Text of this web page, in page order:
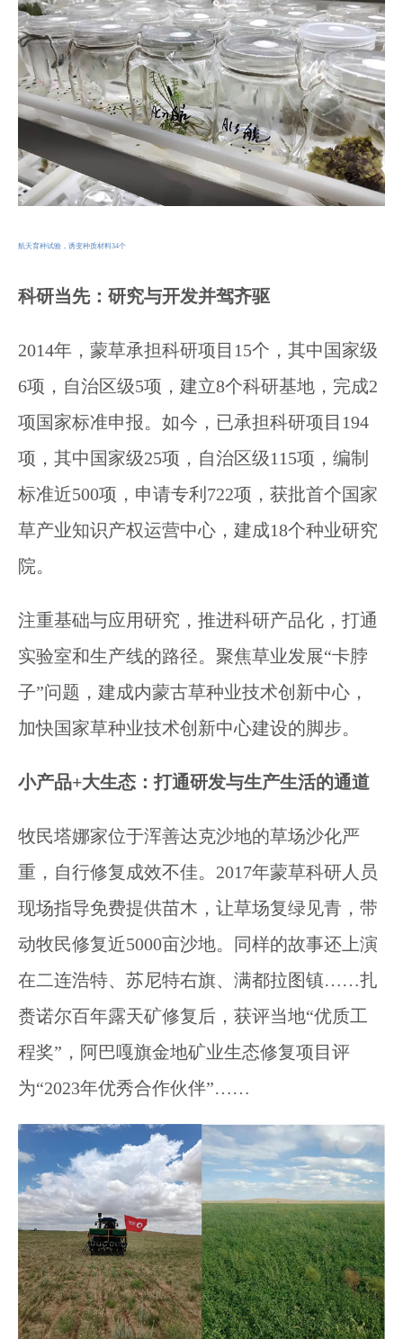
航天育种试验，诱变种质材料34个
科研当先：研究与开发并驾齐驱
2014年，蒙草承担科研项目15个，其中国家级
6项，自治区级5项，建立8个科研基地，完成2
项国家标准申报。如今，已承担科研项目194
项，其中国家级25项，自治区级115项，编制
标准近500项，申请专利722项，获批首个国家
草产业知识产权运营中心，建成18个种业研究
院。
注重基础与应用研究，推进科研产品化，打通
实验室和生产线的路径。聚焦草业发展“卡脖
子”问题，建成内蒙古草种业技术创新中心，
加快国家草种业技术创新中心建设的脚步。
小产品+大生态：打通研发与生产生活的通道
牧民塔娜家位于浑善达克沙地的草场沙化严
重，自行修复成效不佳。2017年蒙草科研人员
现场指导免费提供苗木，让草场复绿见青，带
动牧民修复近5000亩沙地。同样的故事还上演
在二连浩特、苏尼特右旗、满都拉图镇……扎
赉诺尔百年露天矿修复后，获评当地“优质工
程奖”，阿巴嘎旗金地矿业生态修复项目评
为“2023年优秀合作伙伴”……